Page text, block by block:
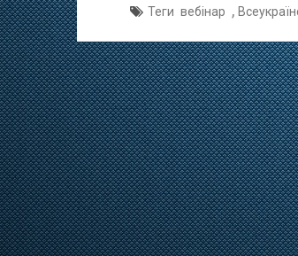
Теги вебінар ,